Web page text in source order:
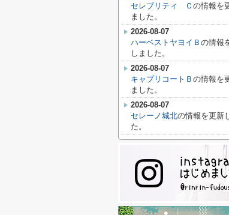
セレブリティ Ｃ の情報を
ました。
2026-08-07
ハーベストヤヨイＢ の情報
しました。
2026-08-07
キャプリコートＢ の情報を
ました。
2026-08-07
セレーノ城北の情報を更新
た。